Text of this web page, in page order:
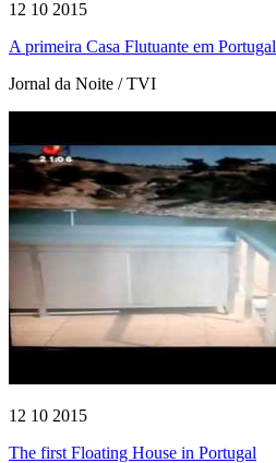
12 10 2015
A primeira Casa Flutuante em Portugal
Jornal da Noite / TVI
12 10 2015
The first Floating House in Portugal